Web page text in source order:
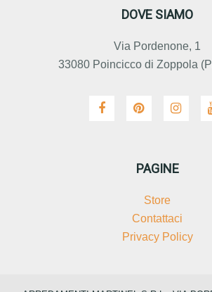
DOVE SIAMO
Via Pordenone, 1
33080 Poincicco di Zoppola
PAGINE
Store
Contattaci
Privacy Policy